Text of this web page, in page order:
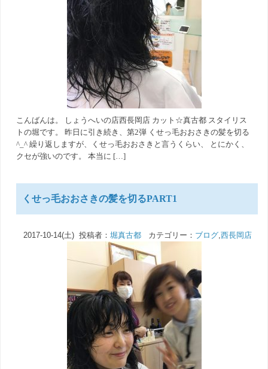
こんばんは。 しょうへいの店西長岡店 カット☆真古都 スタイリス
トの堀です。 昨日に引き続き、第2弾 くせっ毛おおさきの髪を切る
^_^ 繰り返しますが、くせっ毛おおさきと言うくらい、 とにかく、
クセが強いのです。 本当に […]
くせっ毛おおさきの髪を切るPART1
2017-10-14(土) 投稿者： 堀真古都カテゴリー： ブログ,西長岡店